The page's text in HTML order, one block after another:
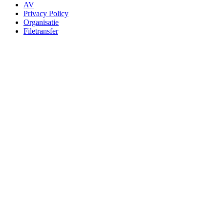
AV
Privacy Policy
Organisatie
Filetransfer